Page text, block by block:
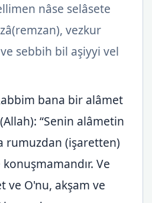
nâse selâsete
vezkur
sebbih bil aşiyyi vel
bana bir alâmet
“Senin alâmetin
rumuzdan (işaretten)
Ve
ve O'nu, akşam ve